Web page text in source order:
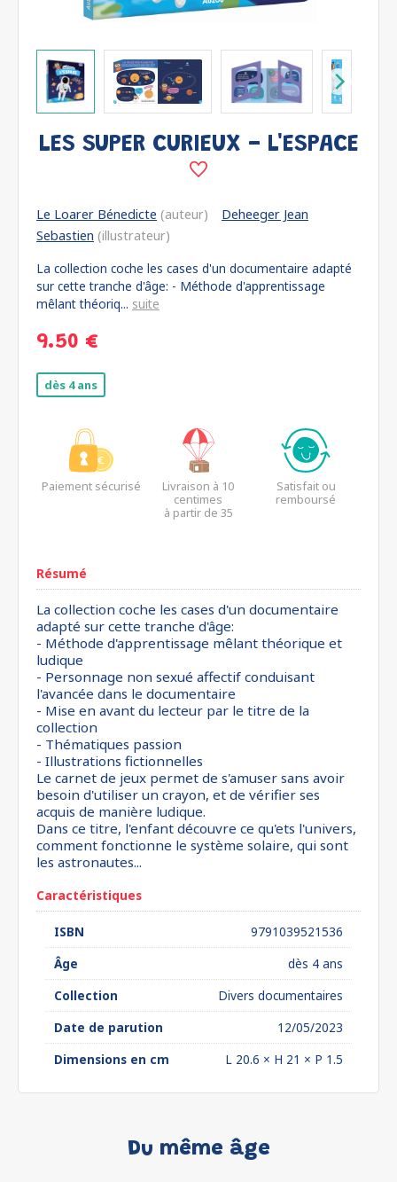
LES SUPER CURIEUX - L'ESPACE
Le Loarer Bénedicte (auteur)
Deheeger Jean
Sebastien (illustrateur)
La collection coche les cases d'un documentaire adapté
sur cette tranche d'âge: - Méthode d'apprentissage
mêlant théoriq... suite
9.50 €
dès 4 ans
Paiement sécurisé
Livraison à 10
centimes
à partir de 35
Satisfait ou
remboursé
Résumé
La collection coche les cases d'un documentaire
adapté sur cette tranche d'âge:
- Méthode d'apprentissage mêlant théorique et
ludique
- Personnage non sexué affectif conduisant
l'avancée dans le documentaire
- Mise en avant du lecteur par le titre de la
collection
- Thématiques passion
- Illustrations fictionnelles
Le carnet de jeux permet de s'amuser sans avoir
besoin d'utiliser un crayon, et de vérifier ses
acquis de manière ludique.
Dans ce titre, l'enfant découvre ce qu'ets l'univers,
comment fonctionne le système solaire, qui sont
les astronautes...
Caractéristiques
ISBN
9791039521536
Âge
dès 4 ans
Collection
Divers documentaires
Date de parution
12/05/2023
Dimensions en cm
L 20.6 × H 21 × P 1.5
Du même âge